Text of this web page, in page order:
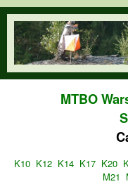
Skip
orienteering.waw.pl
MTBO
K10 K12 K14 K17 K20
M21